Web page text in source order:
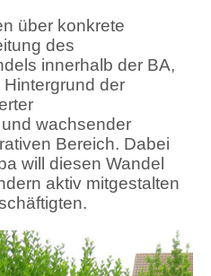
über konkrete
des
innerhalb der BA,
der
wachsender
Bereich. Dabei
will diesen Wandel
aktiv mitgestalten